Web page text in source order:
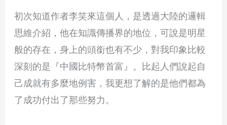
初次知道作者李笑來這個人，是透過大陸的邏輯
思維介紹，他在知識傳播界的地位，可說是明星
般的存在，身上的頭銜也有不少，對我印象比較
深刻的是『中國比特幣首富』。比起人們說起自
己成就有多麼地例害，我更想了解的是他們都為
了成功付出了那些努力。